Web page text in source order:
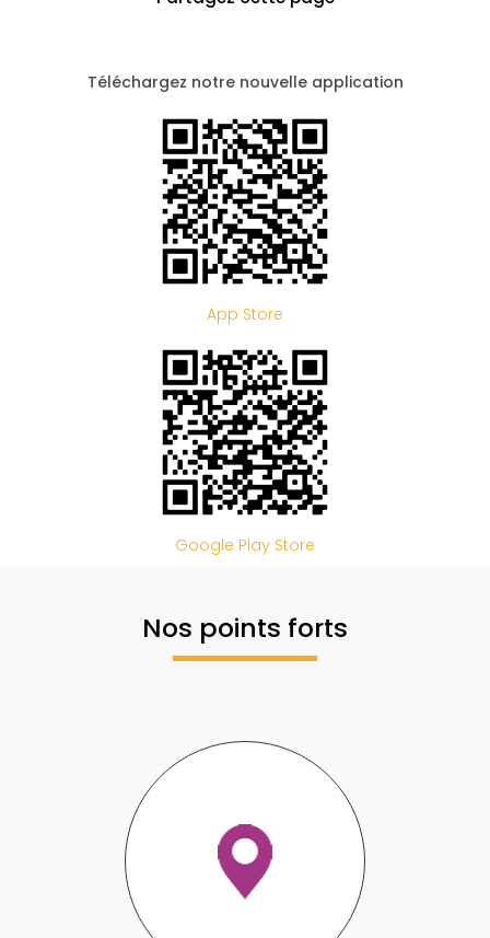
Téléchargez notre nouvelle application
App Store
Google Play Store
Nos points forts